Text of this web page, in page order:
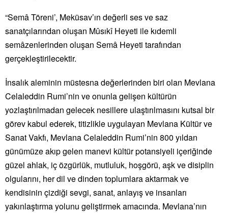
“Semâ Töreni’, Meküsav’ın değerli ses ve saz
sanatçılarından oluşan Mûsıkî Heyeti ile kıdemli
semâzenlerinden oluşan Semâ Heyeti tarafından
gerçekleştirilecektir.
İnsalık aleminin müstesna değerlerinden biri olan Mevlana
Celaleddin Rumi’nin ve onunla gelişen kültürün
yozlaştırılmadan gelecek nesillere ulaştırılmasını kutsal bir
görev kabul ederek, titizlikle uygulayan Mevlana Kültür ve
Sanat Vakfı, Mevlana Celaleddin Rumi’nin 800 yıldan
günümüze akıp gelen manevi kültür potansiyeli içeriğinde
güzel ahlak, iç özgürlük, mutluluk, hoşgörü, aşk ve disiplin
olgularını, her dil ve dinden toplumlara aktarmak ve
kendisinin çizdiği sevgi, sanat, anlayış ve insanları
yakınlaştırma yolunu geliştirmek amacında. Mevlana’nın